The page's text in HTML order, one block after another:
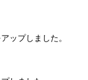
ップしました。